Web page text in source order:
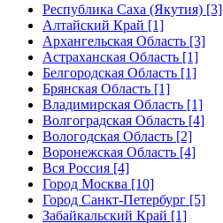
Республика Саха (Якутия) [3]
Алтайский Край [1]
Архангельская Область [3]
Астраханская Область [1]
Белгородская Область [1]
Брянская Область [1]
Владимирская Область [1]
Волгоградская Область [4]
Вологодская Область [2]
Воронежская Область [4]
Вся Россия [4]
Город Москва [10]
Город Санкт-Петербург [5]
Забайкальский Край [1]